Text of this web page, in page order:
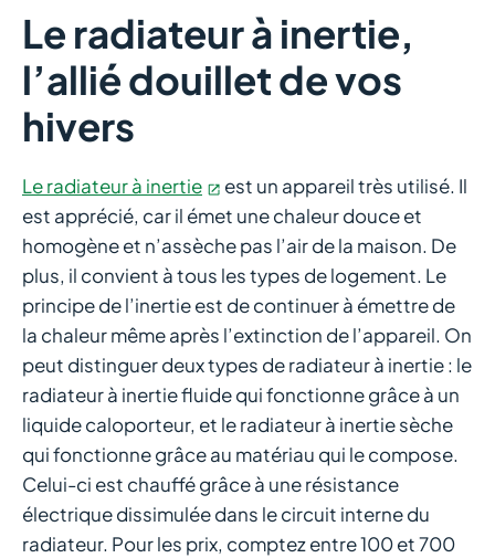
Le radiateur à inertie,
l’allié douillet de vos
hivers
Le radiateur à inertie
est un appareil très utilisé. Il
est apprécié, car il émet une chaleur douce et
homogène et n’assèche pas l’air de la maison. De
plus, il convient à tous les types de logement. Le
principe de l’inertie est de continuer à émettre de
la chaleur même après l’extinction de l’appareil. On
peut distinguer deux types de radiateur à inertie : le
radiateur à inertie fluide qui fonctionne grâce à un
liquide caloporteur, et le radiateur à inertie sèche
qui fonctionne grâce au matériau qui le compose.
Celui-ci est chauffé grâce à une résistance
électrique dissimulée dans le circuit interne du
radiateur. Pour les prix, comptez entre 100 et 700